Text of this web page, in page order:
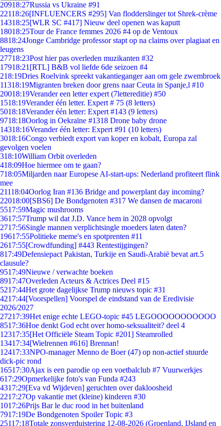
20918:27Russia vs Ukraine #91
22118:26[INFLUENCERS #295] Van flodderslinger tot Shrek-crème
14318:25[WLR SC #417] Nieuw deel openen was kaputt
18018:25Tour de France femmes 2026 #4 op de Ventoux
8818:24Jonge Cambridge professor stapt op na claims over plagiaat en
leugens
27718:23Post hier pas overleden muzikanten #32
17918:21 [RTL] B&B vol liefde 6de seizoen #4
218:19Dries Roelvink spreekt vakantieganger aan om gele zwembroek
11318:19Migranten breken door grens naar Ceuta in Spanje,l #10
20018:19Verander een letter expert (7lettereditie) #50
1518:19Verander één letter. Expert # 75 (8 letters)
5018:18Verander één letter: Expert #143 (9 letters)
9718:18Oorlog in Oekraïne #1318 Drone baby drone
14318:16Verander één letter: Expert #91 (10 letters)
3018:16Congo verbiedt export van koper en kobalt, Europa zal
gevolgen voelen
318:10William Orbit overleden
418:09Hoe hiermee om te gaan?
718:05Miljarden naar Europese AI-start-ups: Nederland profiteert flink
mee
21118:04Oorlog Iran #136 Bridge and powerplant day incoming?
22018:00[SBS6] De Bondgenoten #317 We dansen de macaroni
5517:59Magic mushrooms
3617:57Trump wil dat J.D. Vance hem in 2028 opvolgt
2717:56Single mannen verplichtsingle moeders laten daten?
19617:55Politieke meme's en spotprenten #11
2617:55[Crowdfunding] #443 Rentestijgingen?
817:49Defensiepact Pakistan, Turkije en Saudi-Arabië bevat art.5
clausule?
9517:49Nieuwe / verwachte boeken
8917:47Overleden Acteurs & Actrices Deel #15
5217:44Het grote dagelijkse Trump nieuws topic #31
4217:44[Voorspellen] Voorspel de eindstand van de Eredivisie
2026/2027
27217:39Het enige echte LEGO-topic #45 LEGOOOOOOOOOOO
8517:36Hoe denkt God echt over homo-seksualiteit? deel 4
12317:35[Het Officiële Steam Topic #201] Steamrolled
13417:34[Wielrennen #616] Brennan!
12417:33NPO-manager Menno de Boer (47) op non-actief stuurde
dick-pic rond
16517:30Ajax is een parodie op een voetbalclub #7 Vuurwerkjes
617:29Opmerkelijke foto's van Funda #243
4317:29[Eva vd Wijdeven] geruchten over dakloosheid
2217:27Op vakantie met (kleine) kinderen #30
1017:26Prijs Bar le duc rood in het buitenland
7917:19De Bondgenoten Spoiler Topic #3
25117:18Totale zonsverduistering 12-08-2026 (Groenland, IJsland en